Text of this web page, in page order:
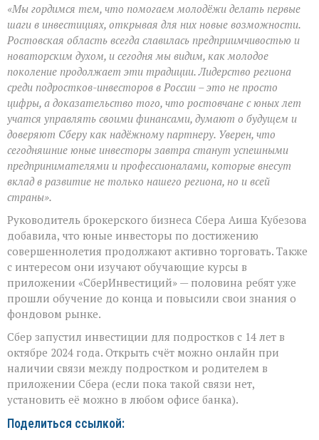
«Мы гордимся тем, что помогаем молодёжи делать первые
шаги в инвестициях, открывая для них новые возможности.
Ростовская область всегда славилась предприимчивостью и
новаторским духом, и сегодня мы видим, как молодое
поколение продолжает эти традиции. Лидерство региона
среди подростков-инвесторов в России – это не просто
цифры, а доказательство того, что ростовчане с юных лет
учатся управлять своими финансами, думают о будущем и
доверяют Сберу как надёжному партнеру. Уверен, что
сегодняшние юные инвесторы завтра станут успешными
предпринимателями и профессионалами, которые внесут
вклад в развитие не только нашего региона, но и всей
страны».
Руководитель брокерского бизнеса Сбера Аиша Кубезова
добавила, что юные инвесторы по достижению
совершеннолетия продолжают активно торговать. Также
с интересом они изучают обучающие курсы в
приложении «СберИнвестиций» — половина ребят уже
прошли обучение до конца и повысили свои знания о
фондовом рынке.
Сбер запустил инвестиции для подростков с 14 лет в
октябре 2024 года. Открыть счёт можно онлайн при
наличии связи между подростком и родителем в
приложении Сбера (если пока такой связи нет,
установить её можно в любом офисе банка).
Поделиться ссылкой: